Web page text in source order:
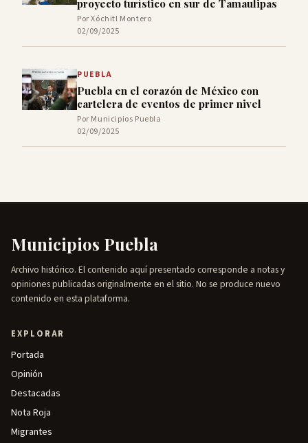
proyecto turístico en sur de Tamaulipas
Por Xóchitl Montero
02/09/2025
PUEBLA
Puebla en el corazón de México con
cartelera de eventos de primer nivel
Por Municipios Puebla
02/09/2025
Municipios Puebla
Archivo histórico. El contenido aquí presentado corresponde a notas y
opiniones publicadas originalmente en el sitio. No se produce nuevo
contenido en esta plataforma.
EXPLORAR
Portada
Opinión
Destacadas
Nota Roja
Migrantes